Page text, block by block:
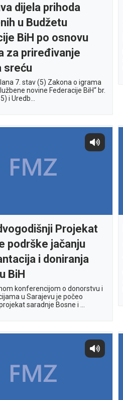
dijela prihoda
u Budžetu
BiH po osnovu
za priređivanje
sreću
7. stav (5) Zakona o igrama
novine Federacije BiH“ br.
i Uredb...
Projekat
podrške jačanju
i doniranja
BiH
konferencijom o donorstvu i
u Sarajevu je počeo
saradnje Bosne i ...